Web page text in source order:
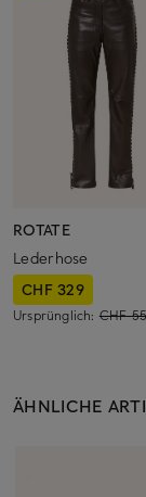
ROTATE
Lederhose
CHF 329
Ursprünglich: CHF
ÄHNLICHE